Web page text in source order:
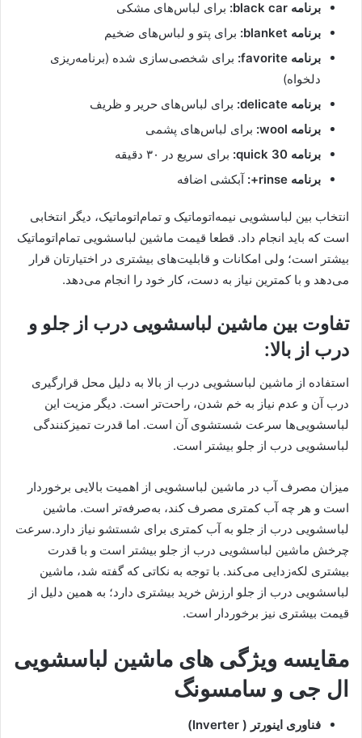
برنامه black car:
برای لباس‌های مشکی
برنامه blanket:
برای پتو و لباس‌های ضخیم
برنامه favorite:
برای شخصی‌سازی شده (برنامه‌ریزی
دلخواه)
برنامه delicate:
برای لباس‌های حریر و ظریف
برنامه wool:
برای لباس‌های پشمی
‌برنامه 30 quick:
برای سریع در ۳۰ دقیقه
برنامه rinse+:
آبکشی اضافه
انتخاب بین لباسشویی نیمه‌اتوماتیک و تمام‌اتوماتیک، دیگر انتخابی
است که باید انجام داد. قطعا قیمت ماشین لباسشویی تمام‌اتوماتیک
بیشتر است؛ ولی امکانات و قابلیت‌های بیشتری در اختیارتان قرار
می‌دهد و با کمترین نیاز به دست، کار خود را انجام می‌دهد.
تفاوت بین ماشین لباسشویی درب از جلو و
درب از بالا:
استفاده از ماشین لباسشویی درب از بالا به دلیل محل قرارگیری
درب آن و عدم نیاز به خم شدن، راحت‌تر است. دیگر مزیت این
لباسشویی‌ها سرعت شستشوی آن است. اما قدرت تمیزکنندگی
لباسشویی درب از جلو بیشتر است.
میزان مصرف آب در ماشین لباسشویی از اهمیت بالایی برخوردار
است و هر چه آب کمتری مصرف کند، به‌صرفه‌تر است. ماشین
لباسشویی درب از جلو به آب کمتری برای شستشو نیاز دارد.سرعت
چرخش ماشین لباسشویی درب از جلو بیشتر است و با قدرت
بیشتری لکه‌زدایی می‌کند. با توجه به نکاتی که گفته شد، ماشین
لباسشویی درب از جلو ارزش خرید بیشتری دارد؛ به همین دلیل از
قیمت بیشتری نیز برخوردار است.
مقایسه ویژگی های ماشین لباسشویی
ال جی و سامسونگ
فناوری اینورتر ( Inverter)